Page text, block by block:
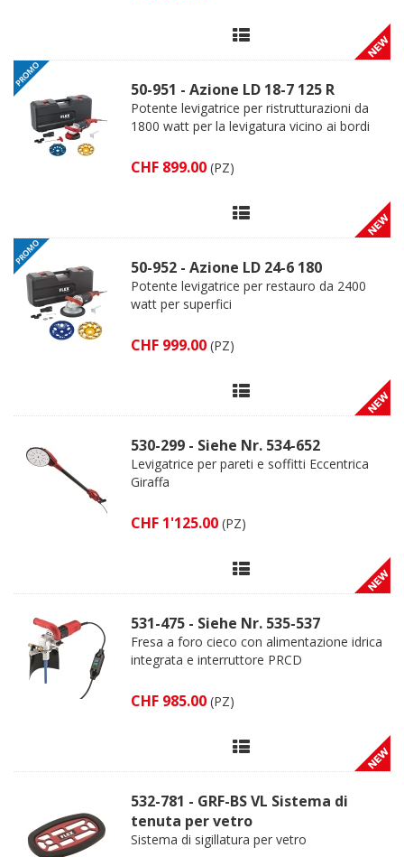
50-951 - Azione LD 18-7 125 R
Potente levigatrice per ristrutturazioni da
1800 watt per la levigatura vicino ai bordi
CHF 899.00 (PZ)
50-952 - Azione LD 24-6 180
Potente levigatrice per restauro da 2400
watt per superfici
CHF 999.00 (PZ)
530-299 - Siehe Nr. 534-652
Levigatrice per pareti e soffitti Eccentrica
Giraffa
CHF 1'125.00 (PZ)
531-475 - Siehe Nr. 535-537
Fresa a foro cieco con alimentazione idrica
integrata e interruttore PRCD
CHF 985.00 (PZ)
532-781 - GRF-BS VL Sistema di
tenuta per vetro
Sistema di sigillatura per vetro